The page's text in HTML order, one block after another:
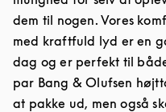
dem til nogen. Vores
med kraftfuld lyd er en
dag og er perfekt til
par Bang & Olufsen
at pakke ud, men også